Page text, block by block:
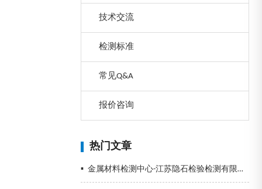
技术交流
检测标准
常见Q&A
报价咨询
热门文章
▪ 金属材料检测中心-江苏隐石检验检测有限公司